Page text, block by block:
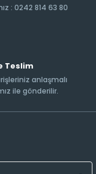
: 0242 814 63 80
Teslim
anlaşmalı
ile gönderilir.